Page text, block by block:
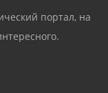
портал, на